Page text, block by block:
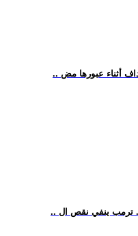
أثناء عبورها مض
ترمب ينفي نقص ال